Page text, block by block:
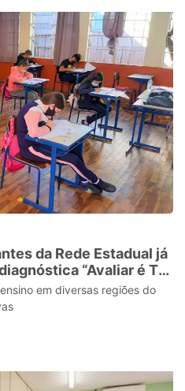
da Rede Estadual já
“Avaliar é Tri
em diversas regiões do